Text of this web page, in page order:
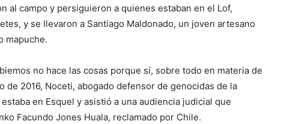
al campo y persiguieron a quienes estaban en el Lof,
y se llevaron a Santiago Maldonado, un joven artesano
mapuche.
no hace las cosas porque sí, sobre todo en materia de
de 2016, Noceti, abogado defensor de genocidas de la
en Esquel y asistió a una audiencia judicial que
Facundo Jones Huala, reclamado por Chile.